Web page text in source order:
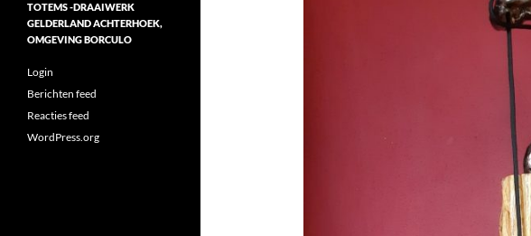
TOTEMS -DRAAIWERK
GELDERLAND ACHTERHOEK,
OMGEVING BORCULO
Login
Berichten feed
Reacties feed
WordPress.org